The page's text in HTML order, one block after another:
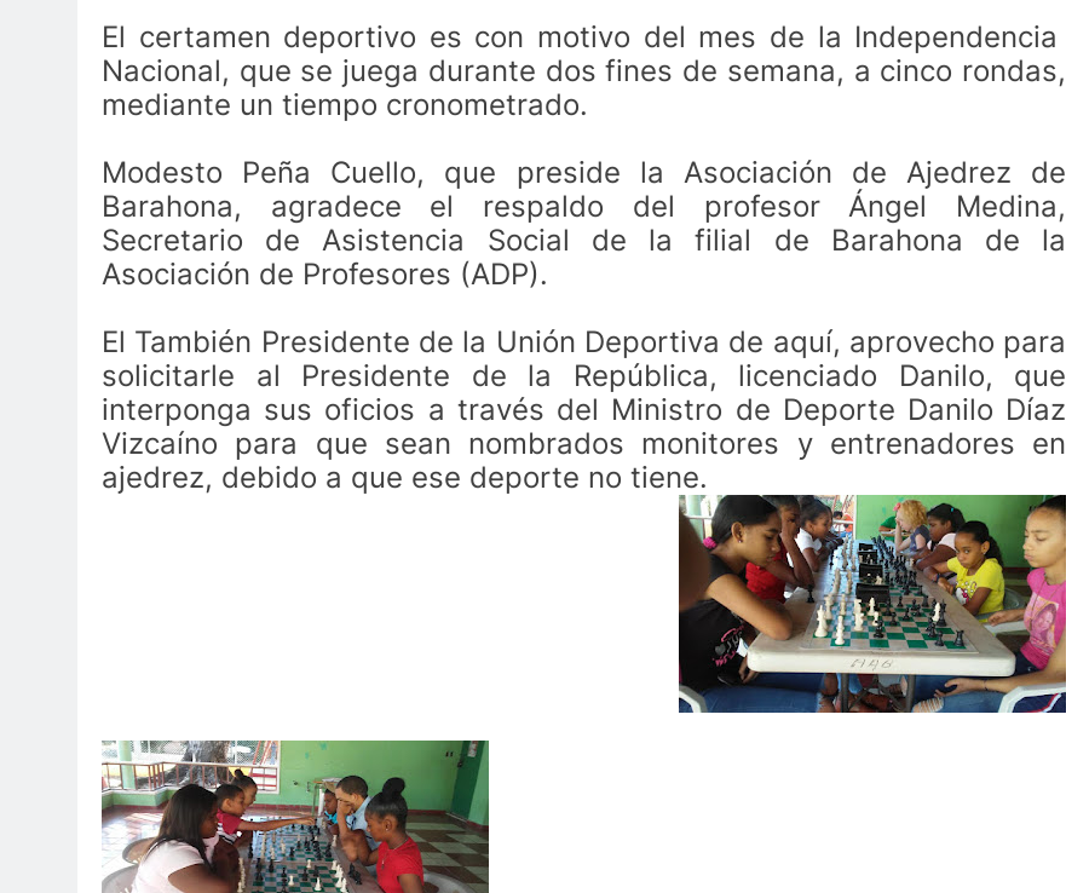
El certamen deportivo es con motivo del mes de la Independencia
Nacional, que se juega durante dos fines de semana, a cinco rondas,
mediante un tiempo cronometrado.
Modesto Peña Cuello, que preside la Asociación de Ajedrez de
Barahona, agradece el respaldo del profesor Ángel Medina,
Secretario de Asistencia Social de la filial de Barahona de la
Asociación de Profesores (ADP).
El También Presidente de la Unión Deportiva de aquí, aprovecho para
solicitarle al Presidente de la República, licenciado Danilo, que
interponga sus oficios a través del Ministro de Deporte Danilo Díaz
Vizcaíno para que sean nombrados monitores y entrenadores en
ajedrez, debido a que ese deporte no tiene.